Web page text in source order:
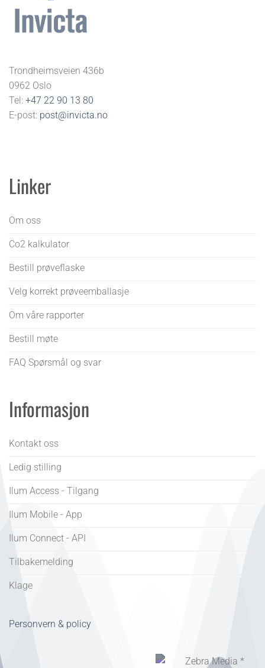
Trondheimsveien 436b
0962 Oslo
Tel: +47 22 90 13 80
E-post: post@invicta.no
Linker
Om oss
Co2 kalkulator
Bestill prøveflaske
Velg korrekt prøveemballasje
Om våre rapporter
Bestill møte
FAQ Spørsmål og svar
Informasjon
Kontakt oss
Ledig stilling
Ilum Access - Tilgang
Ilum Mobile - App
Ilum Connect - API
Tilbakemelding
Klage
Personvern & policy